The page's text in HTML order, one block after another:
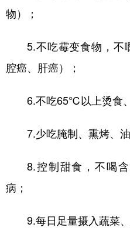
物）；
5.不吃霉变食物，不
腔癌、肝癌）；
6.不吃65℃以上烫食、
7.少吃腌制、熏烤、油
8.控制甜食，不喝含
病；
9.每日足量摄入蔬菜、